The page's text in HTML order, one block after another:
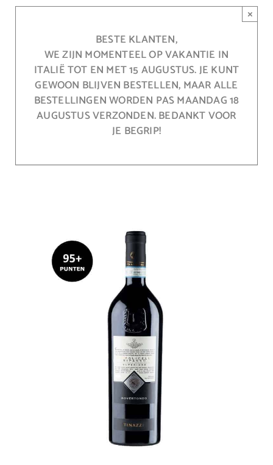
BESTE KLANTEN,
WE ZIJN MOMENTEEL OP VAKANTIE IN
ITALIË TOT EN MET 15 AUGUSTUS. JE KUNT
GEWOON BLIJVEN BESTELLEN, MAAR ALLE
BESTELLINGEN WORDEN PAS MAANDAG 18
AUGUSTUS VERZONDEN. BEDANKT VOOR
JE BEGRIP!
×